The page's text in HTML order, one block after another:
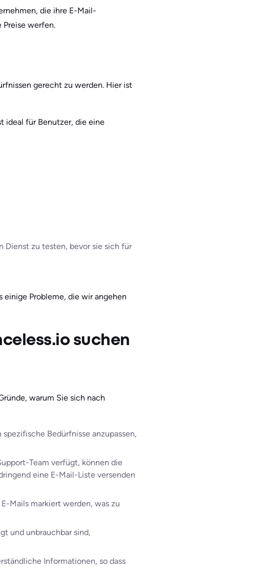
die ihre E-Mail-
Preise werfen.
gerecht zu werden. Hier ist
ideal für Benutzer, die eine
Dienst zu testen, bevor sie sich für
Probleme, die wir angehen
suchen
warum Sie sich nach
Bedürfnisse anzupassen,
Team verfügt, können die
eine E-Mail-Liste versenden
Mails markiert werden, was zu
und unbrauchbar sind,
Informationen, so dass